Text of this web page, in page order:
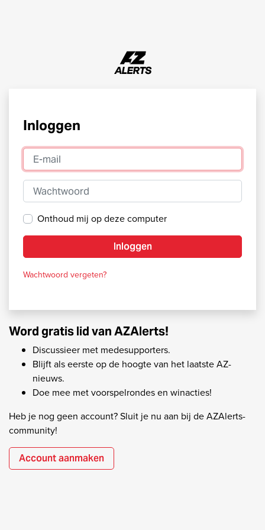
Inloggen
E-mail
Wachtwoord
Onthoud mij op deze computer
Inloggen
Wachtwoord vergeten?
Word gratis lid van AZAlerts!
Discussieer met medesupporters.
Blijft als eerste op de hoogte van het laatste AZ-
nieuws.
Doe mee met voorspelrondes en winacties!
Heb je nog geen account? Sluit je nu aan bij de AZAlerts-
community!
Account aanmaken